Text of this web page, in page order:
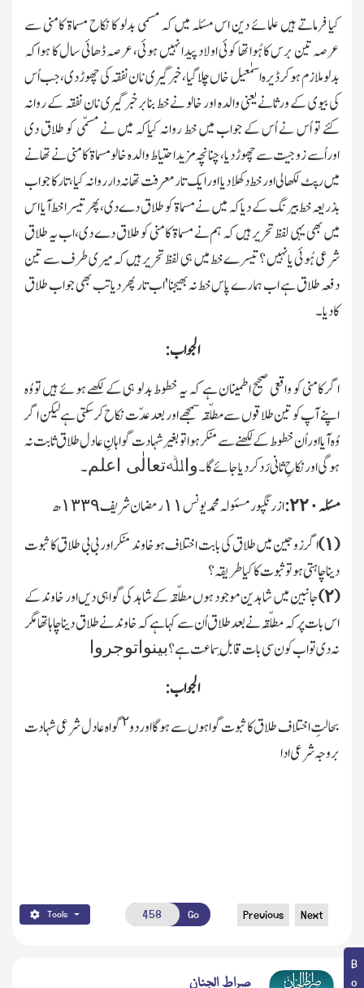
کیا فرماتے ہیں علمائے دین اس مسئلہ میں کہ مسمی بدلو کا نکاح مسماۃ کامنی سے
عرصہ تین برس کا ہُوا تھا کوئی اولاد پیدا نہیں ہوئی،عرصہ ڈھائی سال کا ہوا کہ
بدلو ملازم ہوکر ڈیرہ اسمٰعیل خاں چلاگیا،خبر گیری نان نفقہ کی چھوڑدی،جب اُس
کی بیوی کے ورثانے یعنی والدہ اور خالو نے خط بنابرخبر گیری نان نفقہ کے روانہ
کئے تو اُس نے اُس کے جواب میں خط روانہ کیاکہ میں نے مسمّی کو طلاق دی
اوراُسے زوجیت سے چھوڑدیا،چنانچہ مزیداحتیاط والدہ خالو مسماۃ کامنی نے تھانے
میں رپٹ لکھالی اور خط دکھلادیا اور ایك تار معرفت تھانہ دارروانہ کیا،تار کا جواب
بذریعہ خط بیرنگ کے دیا کہ میں نے مسماۃ کو طلاق دے دی،پھر تیسرا خط آیا اس
میں بھی یہی لفظ تحریر ہیں کہ ہم نے مسماۃ کامنی کو طلاق دے دی،اب یہ طلاق
شرعی ہُوئی یانہیں ؟ تیسرے خط میں ہی لفظ تحریر ہیں کہ میری طرف سے تین
دفعہ طلاق ہے اب ہمارے پاس خط نہ بھیجنا'اب تار پھر دیا تب بھی جواب طلاق
کادیا۔
الجواب:
اگر کامنی کو واقعی صحیح اطمینان ہے کہ یہ خطوط بدلو ہی کے لکھے ہوئے ہیں تو وُہ
اپنے آپ کو تین طلاقوں سے مطلّقہ سمجھے اور بعد عدّت نکاح کرسکتی ہے لیکن اگر
وُہ آیا اور اُن خطوط کے لکھنے سے منکر ہوا تو بغیر شہادت گواہانِ عادل طلاق ثابت نہ
ہوگی اور نکاحِ ثانی رَد کردیا جائے گا۔واﷲتعالٰی اعلم۔
مسئلہ ٢٢٠:
از رنگپور مسئولہ محمد یونس ١١رمضان شریف ١٣٣٩ھ
(١)
اگر زوجین میں طلاق کی بابت اختلاف ہوخاوند منکر اور بی بی طلاق کا ثبوت
دینا چاہتی ہو تو ثبوت کا کیا طریقہ؟
(٢)
جانبین میں شاہدین موجود ہوں مطلّقہ کے شاہد کی گواہی دیں اور خاوند کے
اس بات پر کہ مطلّقہ نے بعد طلاق اُن سے کہا ہے کہ خاوند نے طلاق دینا چاہا تھا مگر
نہ دی تو اب کون سی بات قابلِ سماعت ہے؟بینواتوجروا
الجواب:
بحالتِ اختلاف طلاق کا ثبوت گواہوں سے ہوگا اور دو٢گواہ عادل شرعی شہادت
بروجہ شرعی ادا
Tools Go Previous Next
صراط الجنان